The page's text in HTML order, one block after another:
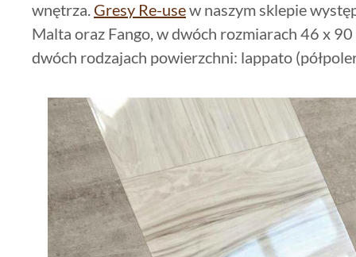
wnętrza. Gresy Re-usew naszym sklepie
Malta oraz Fango, w dwóch rozmiarach 46 x
dwóch rodzajach powierzchni: lappato